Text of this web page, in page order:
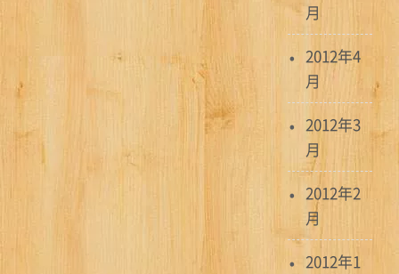
月
2012年4
月
2012年3
月
2012年2
月
2012年1